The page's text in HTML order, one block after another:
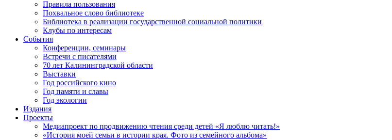
Правила пользования
Похвальное слово библиотеке
Библиотека в реализации государственной социальной политики
Клубы по интересам
События
Конференции, семинары
Встречи с писателями
70 лет Калининградской области
Выставки
Год российского кино
Год памяти и славы
Год экологии
Издания
Проекты
Медиапроект по продвижению чтения среди детей «Я люблю читать!»
«История моей семьи в истории края. Фото из семейного альбома»